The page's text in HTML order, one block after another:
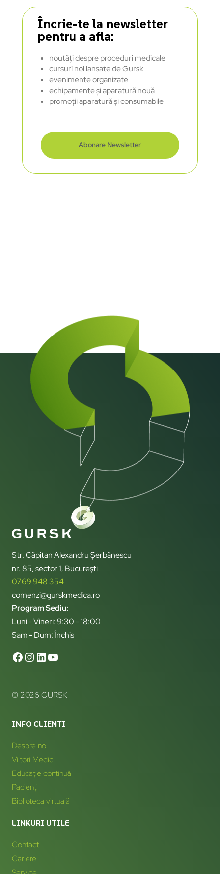
Încrie-te la newsletter
pentru a afla:
noutăți despre proceduri medicale
cursuri noi lansate de Gursk
evenimente organizate
echipamente și aparatură nouă
promoții aparatură și consumabile
Abonare Newsletter
Str. Căpitan Alexandru Șerbănescu
nr. 85, sector 1, București
0769 948 354
comenzi@gurskmedica.ro
Program Sediu:
Luni - Vineri: 9:30 - 18:00
Sam - Dum: Închis
© 2026 GURSK
INFO CLIENTI
Despre noi
Viitori Medici
Educație continuă
Pacienți
Biblioteca virtuală
LINKURI UTILE
Contact
Cariere